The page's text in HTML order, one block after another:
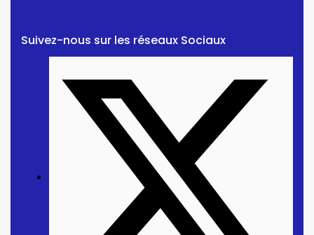
Suivez-nous sur les réseaux Sociaux